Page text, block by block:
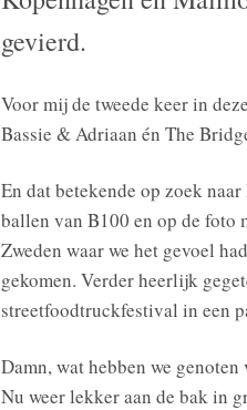
gevierd.
Voor mij de tweede keer in
Bassie & Adriaan én The
En dat betekende op zoek
ballen van B100 en op de foto
Zweden waar we het gevoel
gekomen. Verder heerlijk
streetfoodtruckfestival in een
Damn, wat hebben we
Nu weer lekker aan de bak in